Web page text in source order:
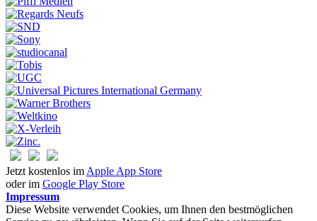
Jetzt kostenlos im Apple App Store
oder im Google Play Store
Impressum
Diese Website verwendet Cookies, um Ihnen den bestmöglichen